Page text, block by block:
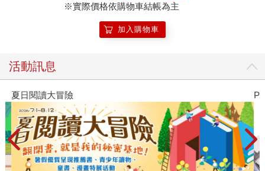
※實際價格依購物車結帳為主
加入購物車
活動訊息
夏日閱讀大冒險